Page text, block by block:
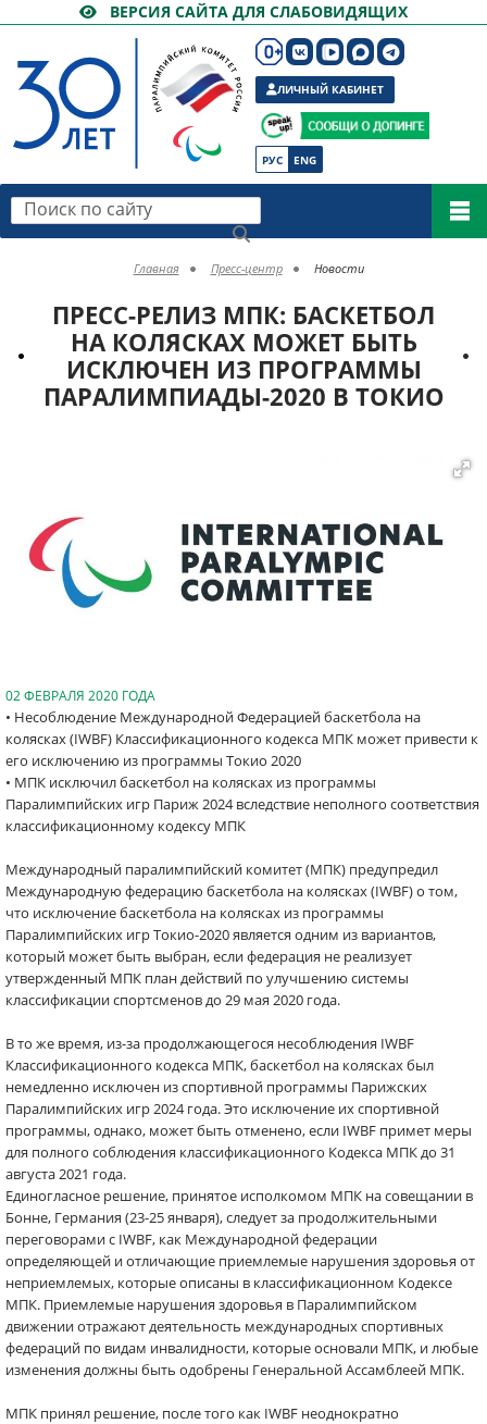
ВЕРСИЯ САЙТА ДЛЯ СЛАБОВИДЯЩИХ
РУС ENG
ЛИЧНЫЙ КАБИНЕТ
Поиск по сайту
Главная Пресс-центр Новости
ПРЕСС-РЕЛИЗ МПК: БАСКЕТБОЛ
НА КОЛЯСКАХ МОЖЕТ БЫТЬ
ИСКЛЮЧЕН ИЗ ПРОГРАММЫ
ПАРАЛИМПИАДЫ-2020 В ТОКИО
02 ФЕВРАЛЯ 2020 ГОДА
• Несоблюдение Международной Федерацией баскетбола на
колясках (IWBF) Классификационного кодекса МПК может привести к
его исключению из программы Токио 2020
• МПК исключил баскетбол на колясках из программы
Паралимпийских игр Париж 2024 вследствие неполного соответствия
классификационному кодексу МПК
Международный паралимпийский комитет (МПК) предупредил
Международную федерацию баскетбола на колясках (IWBF) о том,
что исключение баскетбола на колясках из программы
Паралимпийских игр Токио-2020 является одним из вариантов,
который может быть выбран, если федерация не реализует
утвержденный МПК план действий по улучшению системы
классификации спортсменов до 29 мая 2020 года.
В то же время, из-за продолжающегося несоблюдения IWBF
Классификационного кодекса МПК, баскетбол на колясках был
немедленно исключен из спортивной программы Парижских
Паралимпийских игр 2024 года. Это исключение их спортивной
программы, однако, может быть отменено, если IWBF примет меры
для полного соблюдения классификационного Кодекса МПК до 31
августа 2021 года.
Единогласное решение, принятое исполкомом МПК на совещании в
Бонне, Германия (23-25 января), следует за продолжительными
переговорами с IWBF, как Международной федерации
определяющей и отличающие приемлемые нарушения здоровья от
неприемлемых, которые описаны в классификационном Кодексе
МПК. Приемлемые нарушения здоровья в Паралимпийском
движении отражают деятельность международных спортивных
федераций по видам инвалидности, которые основали МПК, и любые
изменения должны быть одобрены Генеральной Ассамблеей МПК.
МПК принял решение, после того как IWBF неоднократно